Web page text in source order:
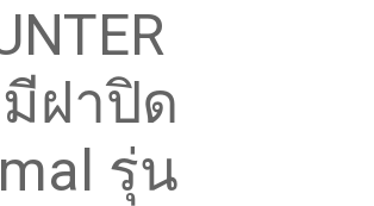
ฝาปิด
รุ่น